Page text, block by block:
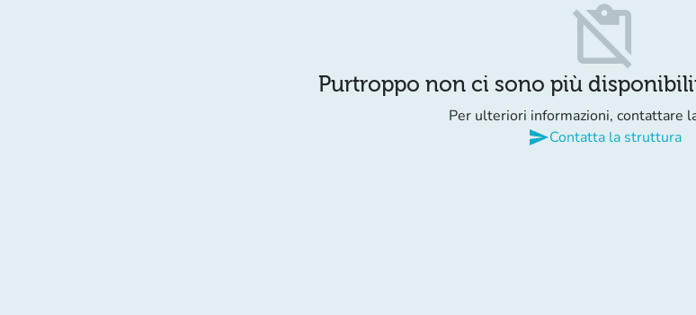
content_paste_off
Purtroppo non ci sono più
Per ulteriori informazioni, contattare
sendContatta la struttura